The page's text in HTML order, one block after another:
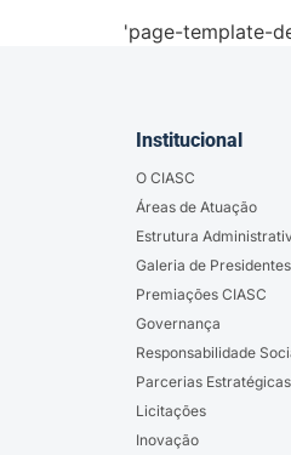
'page-template-
Institucional
O CIASC
Áreas de Atuação
Estrutura
Galeria de Presidentes
Premiações CIASC
Governança
Responsabilidade
Parcerias Estratégicas
Licitações
Inovação